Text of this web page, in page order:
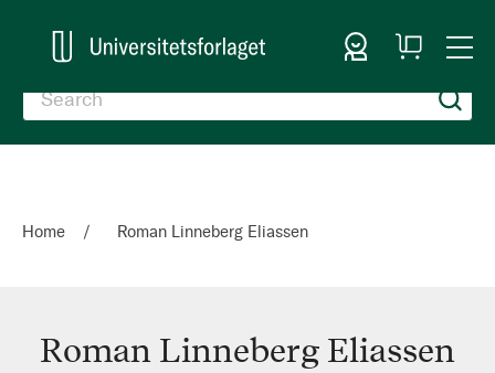
Sign In
My
Cart
Home Roman Linneberg Eliassen
Roman Linneberg Eliassen